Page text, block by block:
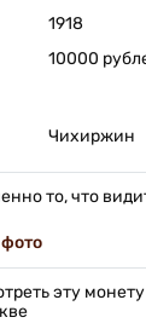
1918
10000
Чихиржин
то, что
эту